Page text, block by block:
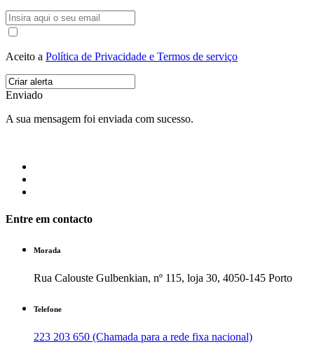
Aceito a Política de Privacidade e Termos de serviço
Enviado
A sua mensagem foi enviada com sucesso.
Entre em contacto
Morada
Rua Calouste Gulbenkian, nº 115, loja 30, 4050-145 Porto
Telefone
223 203 650 (Chamada para a rede fixa nacional)